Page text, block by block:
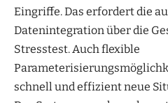
Eingriffe. Das erfordert die
Datenintegration über die
Stresstest. Auch flexible
schnell und effizient neue